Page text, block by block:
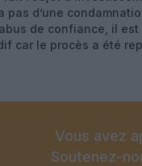
pas d’une
de confiance, il
car le procès a été
Vous avez
Soutenez-